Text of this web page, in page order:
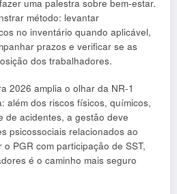
uma palestra sobre bem-estar.
método: levantar
no inventário quando aplicável,
prazos e verificar se as
dos trabalhadores.
2026 amplia o olhar da NR-1
além dos riscos físicos, químicos,
de acidentes, a gestão deve
psicossociais relacionados ao
PGR com participação de SST,
é o caminho mais seguro